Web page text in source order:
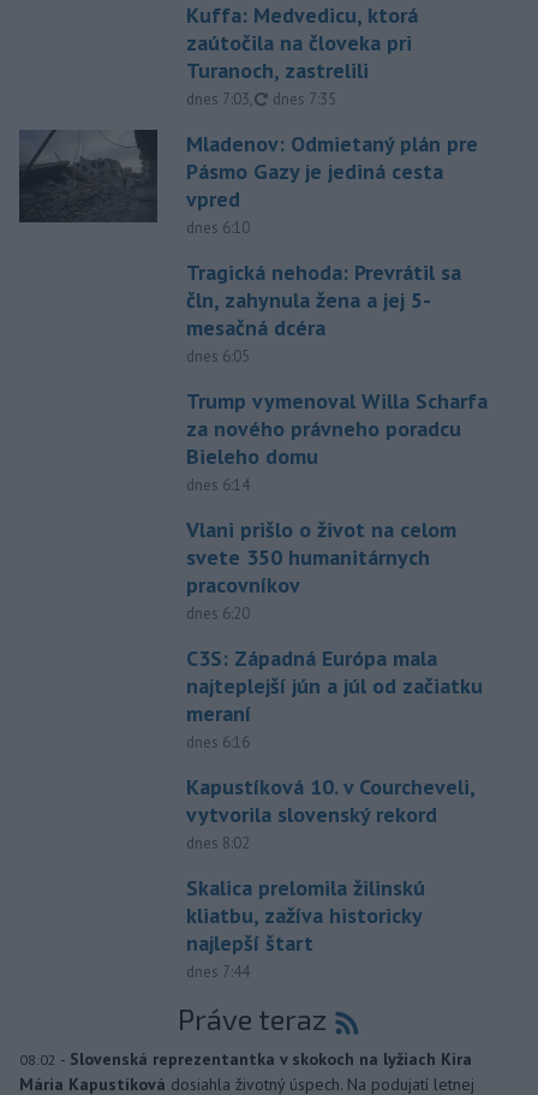
Kuffa: Medvedicu, ktorá
zaútočila na človeka pri
Turanoch, zastrelili
dnes 7:03, aktualizované
dnes 7:35
Mladenov: Odmietaný plán pre
Pásmo Gazy je jediná cesta
vpred
dnes 6:10
Tragická nehoda: Prevrátil sa
čln, zahynula žena a jej 5-
mesačná dcéra
dnes 6:05
Trump vymenoval Willa Scharfa
za nového právneho poradcu
Bieleho domu
dnes 6:14
Vlani prišlo o život na celom
svete 350 humanitárnych
pracovníkov
dnes 6:20
C3S: Západná Európa mala
najteplejší jún a júl od začiatku
meraní
dnes 6:16
Kapustíková 10. v Courcheveli,
vytvorila slovenský rekord
dnes 8:02
Skalica prelomila žilinskú
kliatbu, zažíva historicky
najlepší štart
dnes 7:44
Práve teraz
08:02 - Slovenská reprezentantka v skokoch na lyžiach Kira
Mária Kapustíková dosiahla životný úspech. Na podujatí letnej